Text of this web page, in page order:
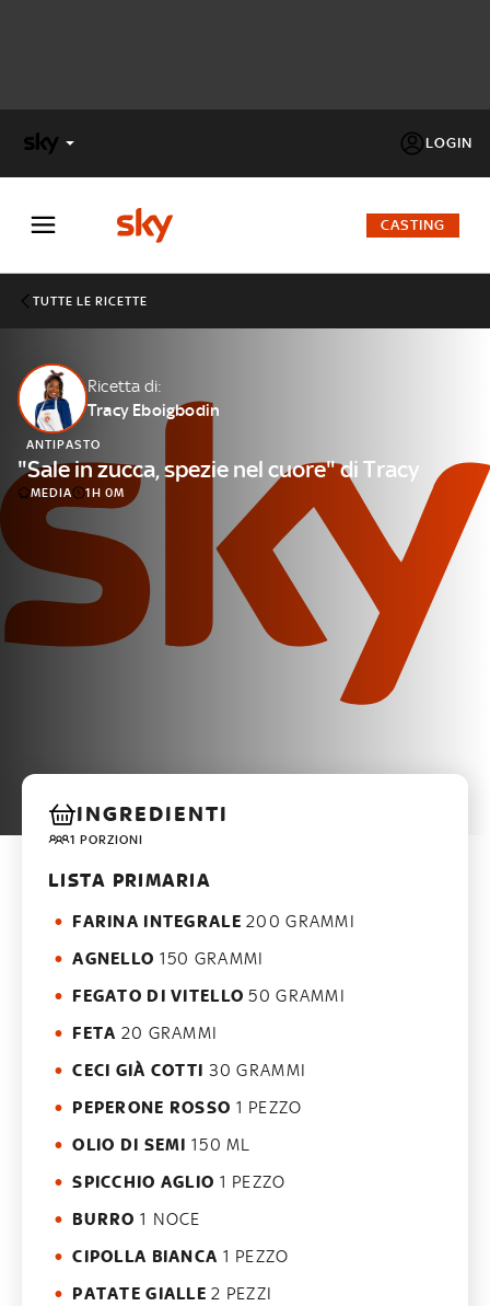
LOGIN
FACTOR
Cos’altro vedere:
PROGRAMMI SKY
Un mondo di offerte:
SKY.IT
NOW
CASTING
TUTTE LE RICETTE
Ricetta di:
Tracy Eboigbodin
ANTIPASTO
"Sale in zucca, spezie nel cuore" di Tracy
MEDIA 1H 0M
INGREDIENTI
1 PORZIONI
LISTA PRIMARIA
FARINA INTEGRALE 200 GRAMMI
AGNELLO 150 GRAMMI
FEGATO DI VITELLO 50 GRAMMI
FETA 20 GRAMMI
CECI GIÀ COTTI 30 GRAMMI
PEPERONE ROSSO 1 PEZZO
OLIO DI SEMI 150 ML
SPICCHIO AGLIO 1 PEZZO
BURRO 1 NOCE
CIPOLLA BIANCA 1 PEZZO
PATATE GIALLE 2 PEZZI